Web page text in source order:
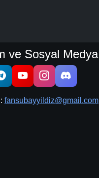
ve Sosyal Medya
fansubayyildiz@gmail.com